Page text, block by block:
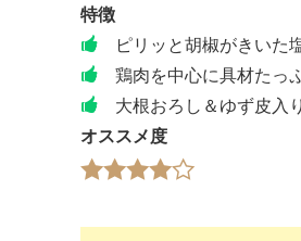
特徴
ピリッと胡椒がきいた
鶏肉を中心に具材たっ
大根おろし＆ゆず皮入り
オススメ度